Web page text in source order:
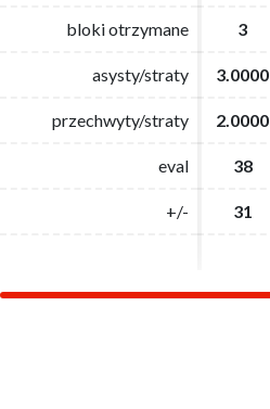
bloki otrzymane 3
asysty/straty 3.0000
przechwyty/straty 2.0000
eval 38
+/- 31
bloki otrzymane 3
asysty/straty 3.0000
przechwyty/straty 2.0000
eval 38
+/- 31